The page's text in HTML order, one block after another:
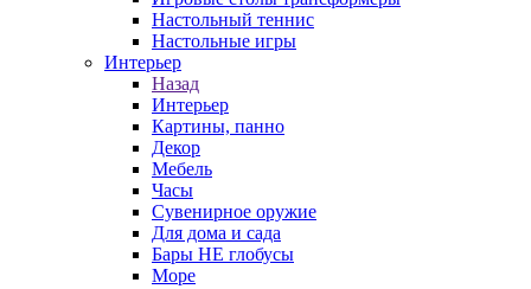
Настольный теннис
Настольные игры
Интерьер
Назад
Интерьер
Картины, панно
Декор
Мебель
Часы
Сувенирное оружие
Для дома и сада
Бары НЕ глобусы
Море